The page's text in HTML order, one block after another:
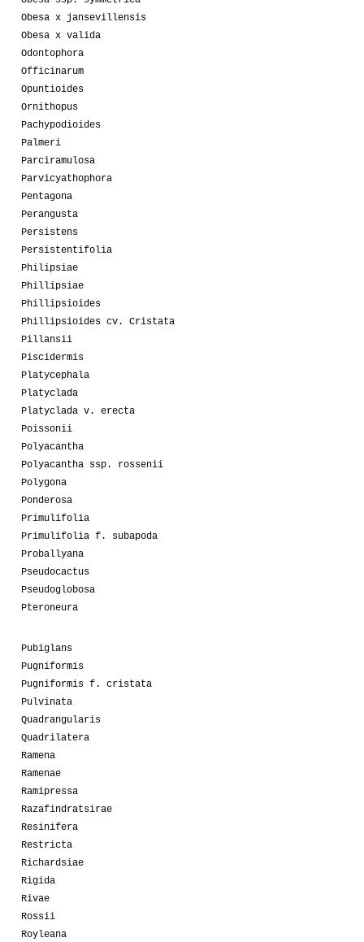
Obesa x jansevillensis
Obesa x valida
Odontophora
Officinarum
Opuntioides
Ornithopus
Pachypodioides
Palmeri
Parciramulosa
Parvicyathophora
Pentagona
Perangusta
Persistens
Persistentifolia
Philipsiae
Phillipsiae
Phillipsioides
Phillipsioides cv. Cristata
Pillansii
Piscidermis
Platycephala
Platyclada
Platyclada v. erecta
Poissonii
Polyacantha
Polyacantha ssp. rossenii
Polygona
Ponderosa
Primulifolia
Primulifolia f. subapoda
Proballyana
Pseudocactus
Pseudoglobosa
Pteroneura
Pubiglans
Pugniformis
Pugniformis f. cristata
Pulvinata
Quadrangularis
Quadrilatera
Ramena
Ramenae
Ramipressa
Razafindratsirae
Resinifera
Restricta
Richardsiae
Rigida
Rivae
Rossii
Royleana